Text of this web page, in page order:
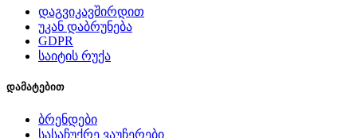
დაგვიკავშირდით
უკან დაბრუნება
GDPR
საიტის რუქა
დამატებით
ბრენდები
სასაჩუქრე ვაუჩერები